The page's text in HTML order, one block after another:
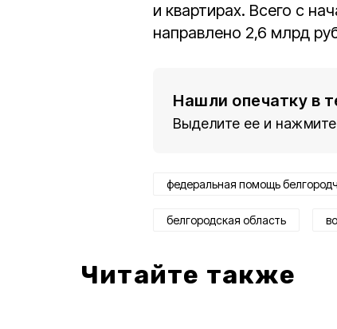
и квартирах. Всего с
направлено 2,6 млрд
Нашли опечатку в
Выделите ее и
федеральная помощь
белгородская область
Читайте также